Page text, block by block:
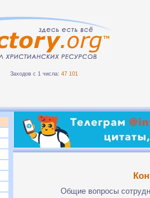
Заходов с 1 числа: 47 101
Общие вопросы